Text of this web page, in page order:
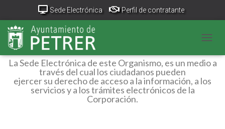
Sede Electrónica Perfil de contratante
Portal Transparencia
Canal de denuncias
Sede Electrónica
La Sede Electrónica de este Organismo, es un medio a
través del cual los ciudadanos pueden
ejercer su derecho de acceso a la información, a los
servicios y a los trámites electrónicos de la
Corporación.